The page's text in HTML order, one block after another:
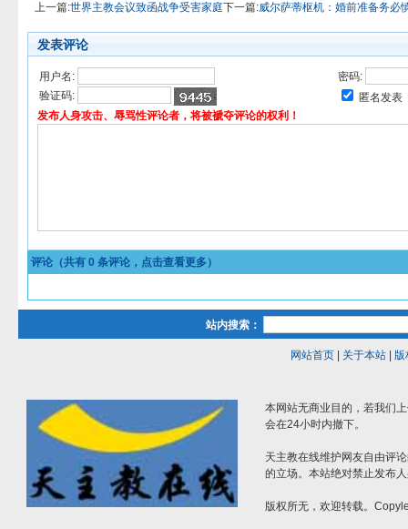
上一篇:世界主教会议致函战争受害家庭下一篇:威尔萨蒂枢机：婚前准备务必
发表评论
用户名:
密码:
验证码:
匿名发表
发布人身攻击、辱骂性评论者，将被褫夺评论的权利！
评论（共有 0 条评论，点击查看更多）
站内搜索：
网站首页| 关于本站| 版
本网站无商业目的，若我们
会在24小时内撤下。
天主教在线维护网友自由评
的立场。本站绝对禁止发布
版权所无，欢迎转载。